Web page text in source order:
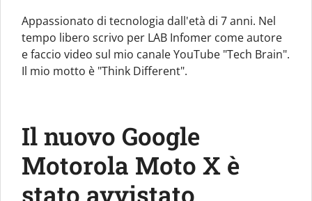
Appassionato di tecnologia dall'età di 7 anni. Nel
tempo libero scrivo per LAB Infomer come autore
e faccio video sul mio canale YouTube "Tech Brain".
Il mio motto è "Think Different".
Il nuovo Google
Motorola Moto X è
stato avvistato